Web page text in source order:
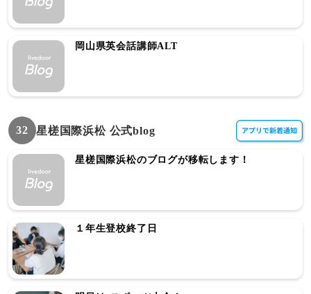
岡山県英会話講師ALT
32 星槎国際浜松 公式blog
星槎国際浜松のブログが移転します！
１年生登校終了日